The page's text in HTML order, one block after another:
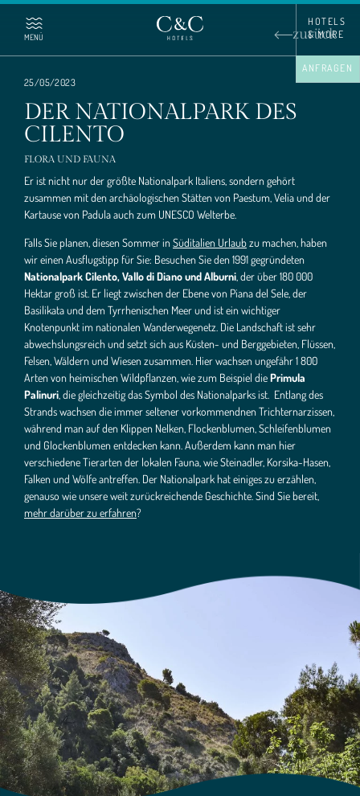
MENÜ
FAMILIE UND GESCHICHTE
GRENZENLOSE LIEBE
TEIL DES TEAMS WERDEN
HOTELS
& MORE
ANFRAGEN
zurück
25/05/2023
DER NATIONALPARK DES
CILENTO
FLORA UND FAUNA
Er ist nicht nur der größte Nationalpark Italiens, sondern gehört
zusammen mit den archäologischen Stätten von Paestum, Velia und der
Kartause von Padula auch zum UNESCO Welterbe.
Falls Sie planen, diesen Sommer inSüditalien Urlaubzu machen, haben
wir einen Ausflugstipp für Sie: Besuchen Sie den 1991 gegründeten
Nationalpark Cilento, Vallo di Diano und Alburni , der über 180 000
Hektar groß ist. Er liegt zwischen der Ebene von Piana del Sele, der
Basilikata und dem Tyrrhenischen Meer und ist ein wichtiger
Knotenpunkt im nationalen Wanderwegenetz. Die Landschaft ist sehr
abwechslungsreich und setzt sich aus Küsten- und Berggebieten, Flüssen,
Felsen, Wäldern und Wiesen zusammen. Hier wachsen ungefähr 1 800
Arten von heimischen Wildpflanzen, wie zum Beispiel diePrimula
Palinuri , die gleichzeitig das Symbol des Nationalparks ist. Entlang des
Strands wachsen die immer seltener vorkommendnen Trichternarzissen,
während man auf den Klippen Nelken, Flockenblumen, Schleifenblumen
und Glockenblumen entdecken kann. Außerdem kann man hier
verschiedene Tierarten der lokalen Fauna, wie Steinadler, Korsika-Hasen,
Falken und Wölfe antreffen. Der Nationalpark hat einiges zu erzählen,
genauso wie unsere weit zurückreichende Geschichte. Sind Sie bereit,
mehr darüber zu erfahren?